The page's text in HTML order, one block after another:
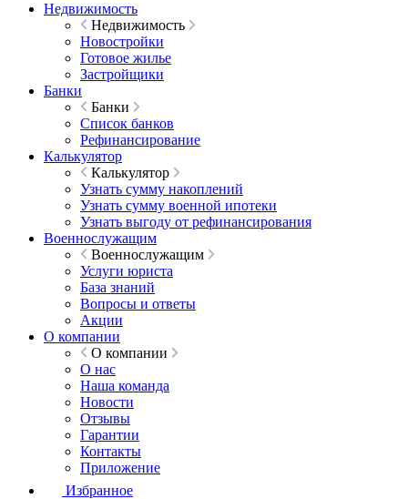
Недвижимость
Недвижимость
Новостройки
Готовое жилье
Застройщики
Банки
Банки
Список банков
Рефинансирование
Калькулятор
Калькулятор
Узнать сумму накоплений
Узнать сумму военной ипотеки
Узнать выгоду от рефинансирования
Военнослужащим
Военнослужащим
Услуги юриста
База знаний
Вопросы и ответы
Акции
О компании
О компании
О нас
Наша команда
Новости
Отзывы
Гарантии
Контакты
Приложение
Избранное